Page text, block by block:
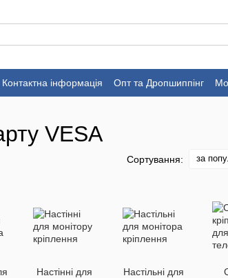
Контактна інформація Опт та Дропшиппінг
VESA
Сортування: за
Настінні для
Настільні для